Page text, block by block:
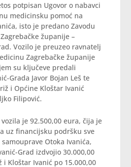
potpisan Ugovor o nabavci
medicinsku pomoć na
isto je predano Zavodu
županije –
Vozilo je preuzeo ravnatelj
Zagrebačke županije
su ključeve predali
Grada Javor Bojan Leš te
i Općine Kloštar Ivanić
Filipović.
je 92.500,00 eura, čija je
uz financijsku podršku sve
Otoka Ivanića,
Grad izdvojio 30.000,00
i Kloštar Ivanić po 15.000,00